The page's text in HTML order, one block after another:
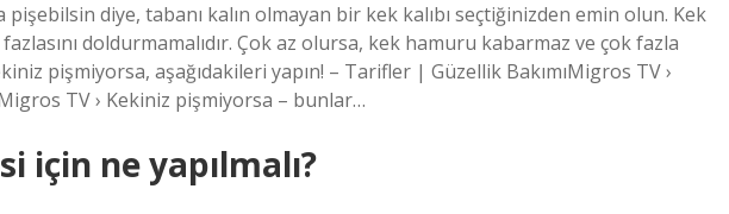
diye, tabanı kalın olmayan bir kek kalıbı seçtiğinizden emin olun. Kek
fazlasını doldurmamalıdır. Çok az olursa, kek hamuru kabarmaz ve çok fazla
pişmiyorsa, aşağıdakileri yapın! – Tarifler | Güzellik BakımıMigros TV ›
TV › Kekiniz pişmiyorsa – bunlar…
için ne yapılmalı?